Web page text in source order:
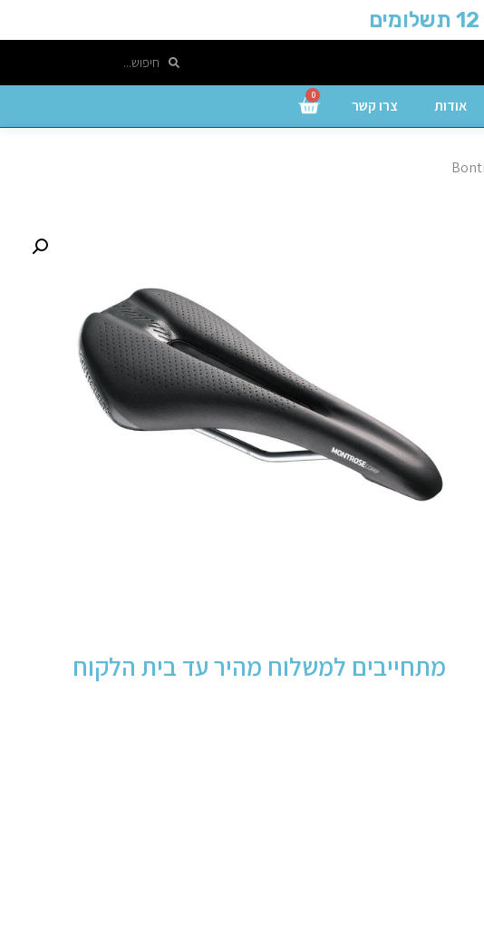
אודות צרו קשר
0
מתחייבים למשלוח מהיר עד בית הלקוח